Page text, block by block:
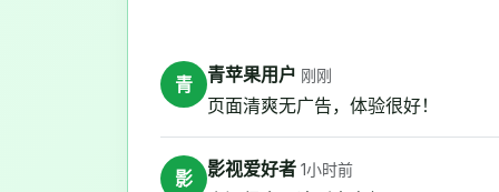
青 青苹果用户 刚刚
页面清爽无广告，体验很好！
影 影视爱好者 1小时前